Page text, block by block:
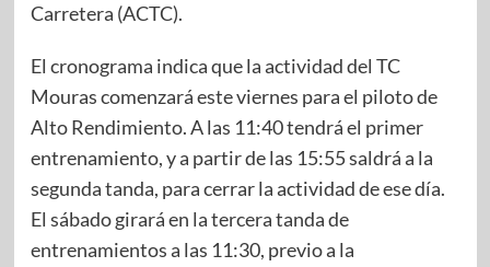
Carretera (ACTC).
El cronograma indica que la actividad del TC
Mouras comenzará este viernes para el piloto de
Alto Rendimiento. A las 11:40 tendrá el primer
entrenamiento, y a partir de las 15:55 saldrá a la
segunda tanda, para cerrar la actividad de ese día.
El sábado girará en la tercera tanda de
entrenamientos a las 11:30, previo a la